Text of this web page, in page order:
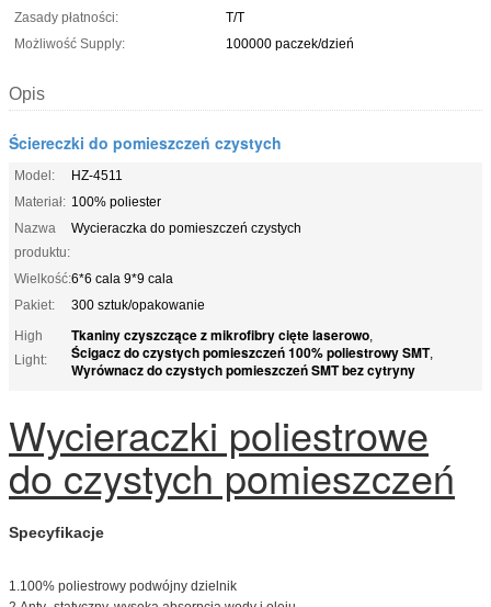
Zasady płatności:
T/T
Możliwość Supply:
100000 paczek/dzień
Opis
Ściereczki do pomieszczeń czystych
Model:
HZ-4511
Materiał: 100% poliester
Nazwa
produktu:
Wycieraczka do pomieszczeń czystych
Wielkość:6*6 cala 9*9 cala
Pakiet:
300 sztuk/opakowanie
High
Light:
Tkaniny czyszczące z mikrofibry cięte laserowo,
Ścigacz do czystych pomieszczeń 100% poliestrowy SMT,
Wyrównacz do czystych pomieszczeń SMT bez cytryny
Wycieraczki poliestrowe
do czystych pomieszczeń
Specyfikacje
1.100% poliestrowy podwójny dzielnik